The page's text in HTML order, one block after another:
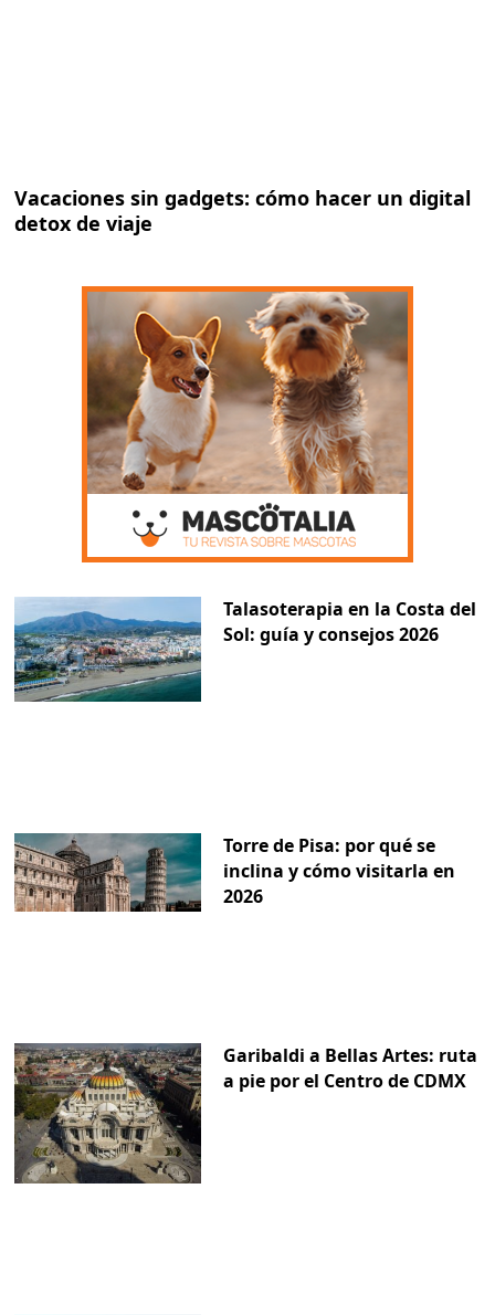
Vacaciones sin gadgets: cómo hacer un digital
detox de viaje
Talasoterapia en la Costa del
Sol: guía y consejos 2026
Torre de Pisa: por qué se
inclina y cómo visitarla en
2026
Garibaldi a Bellas Artes: ruta
a pie por el Centro de CDMX